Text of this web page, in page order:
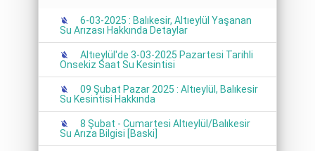
6-03-2025 : Balıkesir, Altıeylül Yaşanan
Su Arızası Hakkında Detaylar
Altıeylül'de 3-03-2025 Pazartesi Tarihli
Onsekiz Saat Su Kesintisi
09 Şubat Pazar 2025 : Altıeylül, Balıkesir
Su Kesintisi Hakkında
8 Şubat - Cumartesi Altıeylül/Balıkesir
Su Arıza Bilgisi [Baski]